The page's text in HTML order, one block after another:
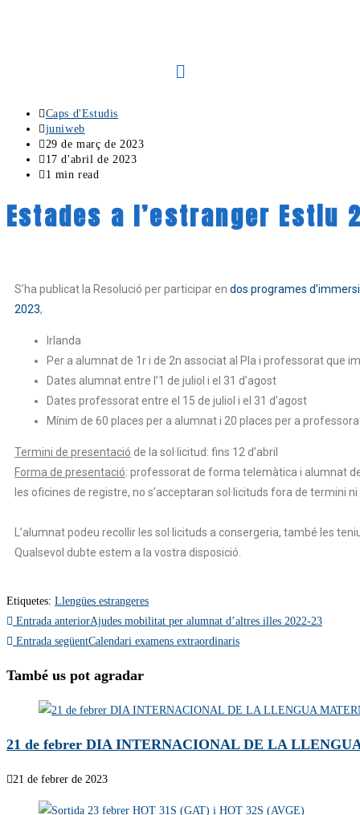
Caps d'Estudis
juniweb
29 de març de 2023
17 d'abril de 2023
1 min read
Estades a l’estranger
S’ha publicat la Resolució per participar en dos programes
2023,
Irlanda
Per a alumnat de 1r i de 2n associat al Pla i professorat que
Dates alumnat entre l’1 de juliol i el 31 d’agost
Dates professorat entre el 15 de juliol i el 31 d’agost
Mínim de 60 places per a alumnat i 20 places per a
Termini de presentació de la sol·licitud: fins 12 d’abril
Forma de presentació: professorat de forma telemàtica i alumnat
les oficines de registre, no s’acceptaran sol·licituds fora de termini
L’alumnat podeu recollir les sol·licituds a consergeria, també les
Qualsevol dubte estem a la vostra disposició.
Etiquetes: Llengües estrangeres
Entrada anteriorAjudes mobilitat per alumnat d’altres illes 2022-23
Entrada següentCalendari examens extraordinaris
També us pot agradar
21 de febrer DIA INTERNACIONAL DE LA
21 de febrer de 2023